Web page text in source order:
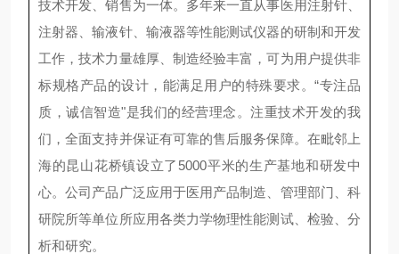
技术开发、销售为一体。多年来一直从事医用注射针、
注射器、输液针、输液器等性能测试仪器的研制和开发
工作，技术力量雄厚、制造经验丰富，可为用户提供非
标规格产品的设计，能满足用户的特殊要求。“专注品
质，诚信智造"是我们的经营理念。注重技术开发的我
们，全面支持并保证有可靠的售后服务保障。在毗邻上
海的昆山花桥镇设立了5000平米的生产基地和研发中
心。公司产品广泛应用于医用产品制造、管理部门、科
研院所等单位所应用各类力学物理性能测试、检验、分
析和研究。